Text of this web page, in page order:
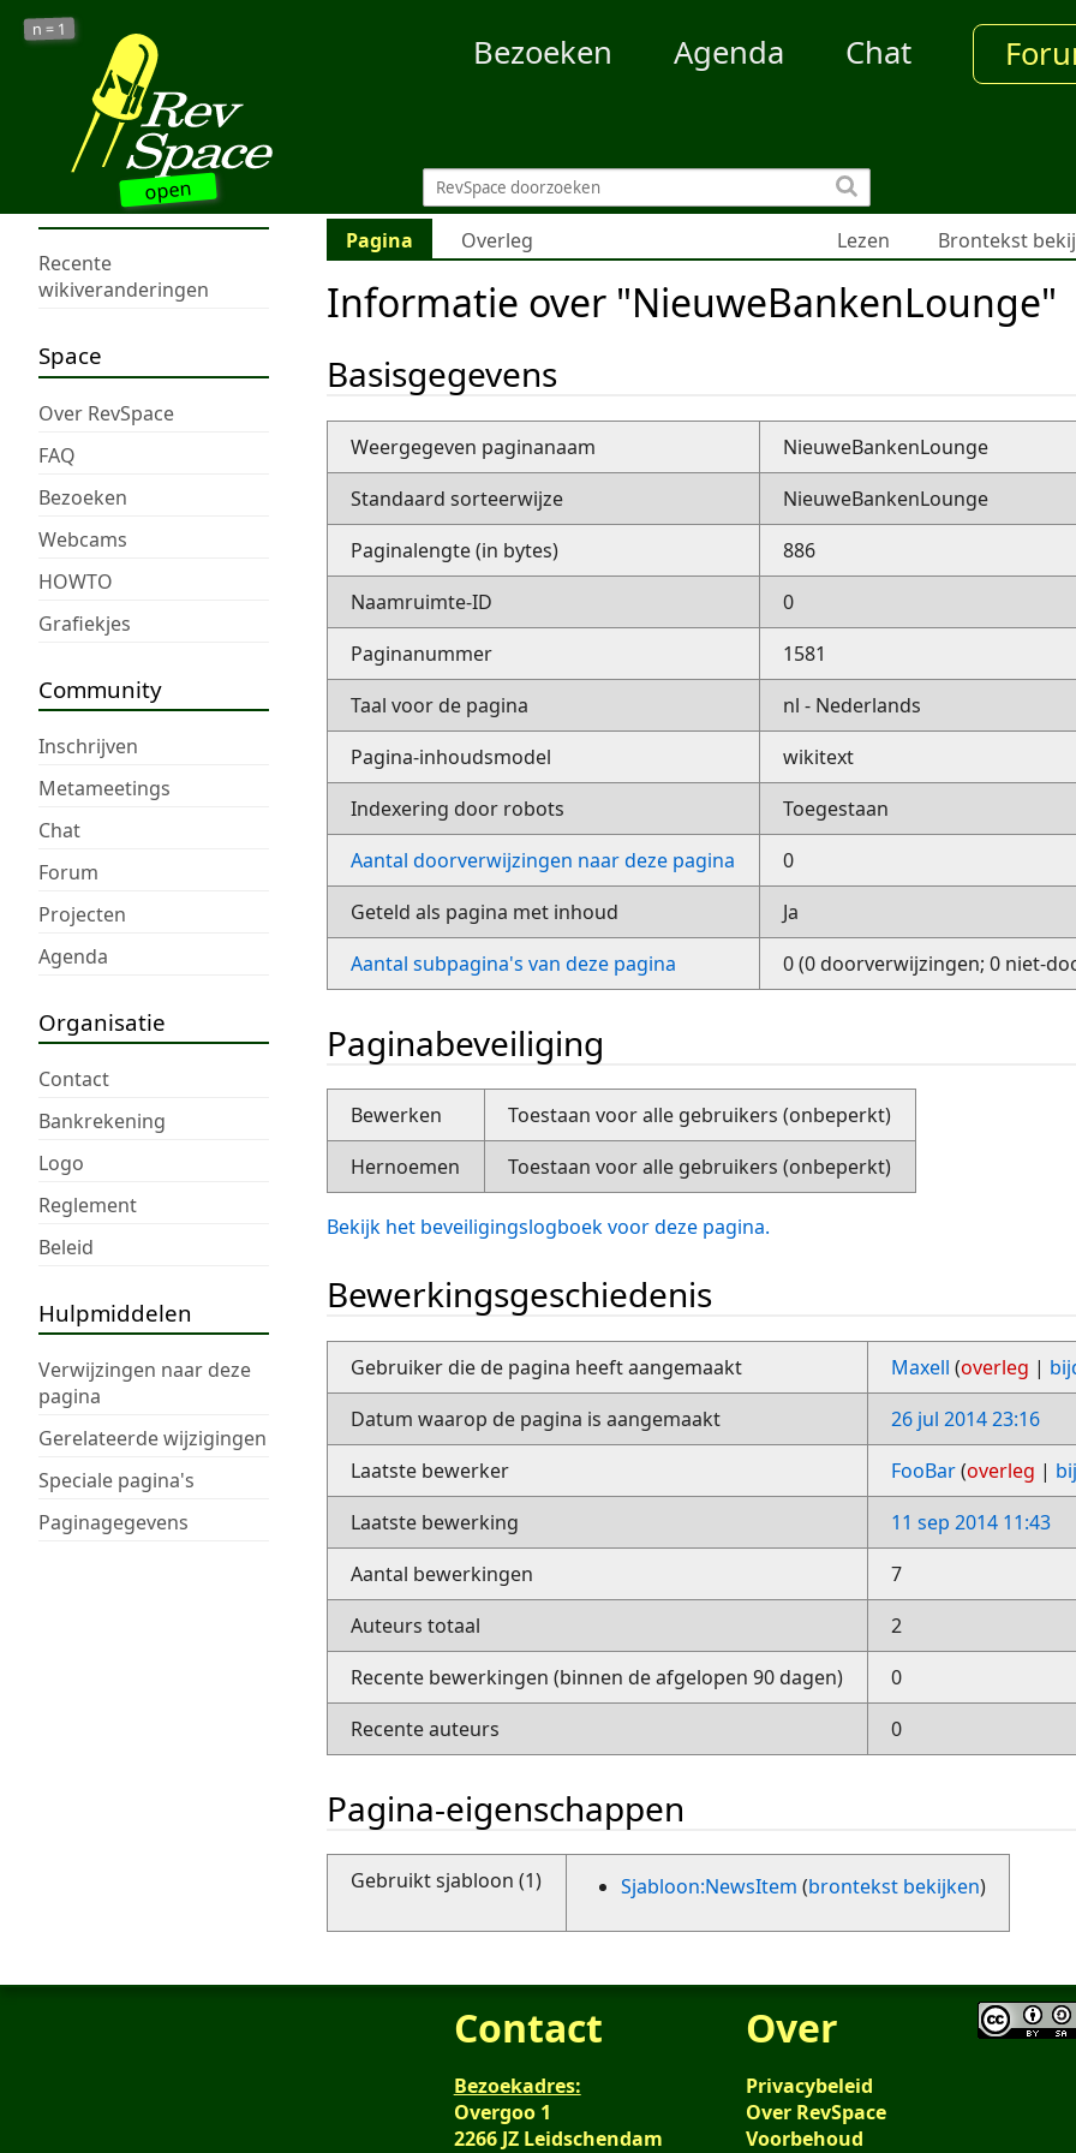
open
n = 1
Bezoeken Agenda Chat
Recente
wikiveranderingen
Space
Over RevSpace
FAQ
Bezoeken
Webcams
HOWTO
Grafiekjes
Community
Inschrijven
Metameetings
Chat
Forum
Projecten
Agenda
Organisatie
Contact
Bankrekening
Logo
Reglement
Beleid
Hulpmiddelen
Verwijzingen naar deze
pagina
Gerelateerde wijzigingen
Speciale pagina's
Paginagegevens
Pagina Overleg Lezen Brontekst
Informatie over "NieuweBankenLounge"
Basisgegevens
Weergegeven paginanaam
NieuweBankenLounge
Standaard sorteerwijze
NieuweBankenLounge
Paginalengte (in bytes)
886
Naamruimte-ID
0
Paginanummer
1581
Taal voor de pagina
nl - Nederlands
Pagina-inhoudsmodel
wikitext
Indexering door robots
Toegestaan
Aantal doorverwijzingen naar deze pagina
0
Geteld als pagina met inhoud
Ja
Aantal subpagina's van deze pagina
0 (0 doorverwijzingen; 0 niet-
Paginabeveiliging
Bewerken
Toestaan voor alle gebruikers (onbeperkt)
Hernoemen
Toestaan voor alle gebruikers (onbeperkt)
Bekijk het beveiligingslogboek voor deze pagina.
Bewerkingsgeschiedenis
Gebruiker die de pagina heeft aangemaakt Maxell (overleg |
Datum waarop de pagina is aangemaakt
26 jul 2014 23:16
Laatste bewerker
FooBar(overleg |
Laatste bewerking
11 sep 2014 11:43
Aantal bewerkingen
7
Auteurs totaal
2
Recente bewerkingen (binnen de afgelopen 90 dagen)
0
Recente auteurs
0
Pagina-eigenschappen
Gebruikt sjabloon (1) Sjabloon:NewsItem (brontekst bekijken)
Contact
Bezoekadres:
Overgoo 1
2266 JZ Leidschendam
Over
Privacybeleid
Over RevSpace
Voorbehoud